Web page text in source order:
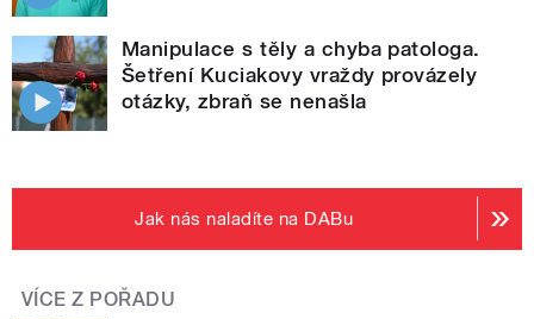
Manipulace s těly a chyba patologa.
Šetření Kuciakovy vraždy provázely
otázky, zbraň se nenašla
Jak nás naladíte na DABu
VÍCE Z POŘADU